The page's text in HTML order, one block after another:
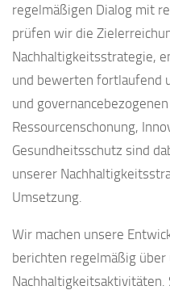
regelmäßigen Dialog mit
prüfen wir die
Nachhaltigkeitsstrategie,
und bewerten fortlaufend
und
Ressourcenschonung,
Gesundheitsschutz sind
unserer
Umsetzung.
Wir machen unsere
berichten regelmäßig über